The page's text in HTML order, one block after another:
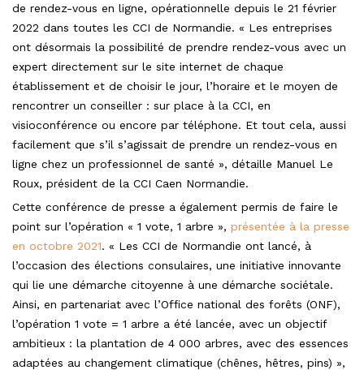
de rendez-vous en ligne, opérationnelle depuis le 21 février
2022 dans toutes les CCI de Normandie. « Les entreprises
ont désormais la possibilité de prendre rendez-vous avec un
expert directement sur le site internet de chaque
établissement et de choisir le jour, l’horaire et le moyen de
rencontrer un conseiller : sur place à la CCI, en
visioconférence ou encore par téléphone. Et tout cela, aussi
facilement que s’il s’agissait de prendre un rendez-vous en
ligne chez un professionnel de santé », détaille Manuel Le
Roux, président de la CCI Caen Normandie.
Cette conférence de presse a également permis de faire le
point sur l’opération « 1 vote, 1 arbre », présentée à la presse
en octobre 2021. « Les CCI de Normandie ont lancé, à
l’occasion des élections consulaires, une initiative innovante
qui lie une démarche citoyenne à une démarche sociétale.
Ainsi, en partenariat avec l’Office national des forêts (ONF),
l’opération 1 vote = 1 arbre a été lancée, avec un objectif
ambitieux : la plantation de 4 000 arbres, avec des essences
adaptées au changement climatique (chênes, hêtres, pins) »,